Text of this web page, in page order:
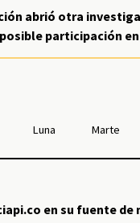
abrió otra
participación
Luna Marte
en su fuente de